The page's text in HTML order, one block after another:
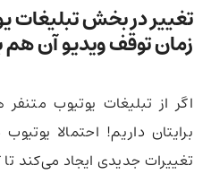
تغییر در بخش تبلیغات
زمان توقف ویدیو آن
اگر از تبلیغات یوتیوب
برایتان داریم! احتمالا
تغییرات جدیدی ایجاد می‌کند تا